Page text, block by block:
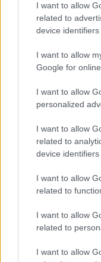
I want to allow
related to
device identifiers
I want to allow
Google for
I want to allow
personalized
I want to allow
related to
device identifiers
I want to allow
related to
I want to allow
related to
I want to allow
Ad aumentare le
del report
volta dalla sua
controtendenza
Che dopo un
miliardi a 1,929
2021 ha causato
registrato a Wall
capitalizzazione
giornata. Come
sparisse in un
Zuckerberg ha
scorso conricavi